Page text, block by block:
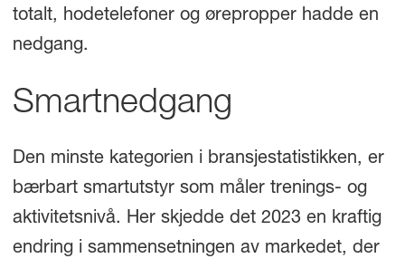
totalt, hodetelefoner og ørepropper hadde en
nedgang.
Smartnedgang
Den minste kategorien i bransjestatistikken, er
bærbart smartutstyr som måler trenings- og
aktivitetsnivå. Her skjedde det 2023 en kraftig
endring i sammensetningen av markedet, der